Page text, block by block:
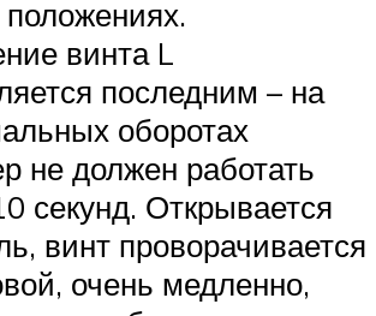
винта L
последним – на
оборотах
не должен работать
секунд. Открывается
винт проворачивается
очень медленно,